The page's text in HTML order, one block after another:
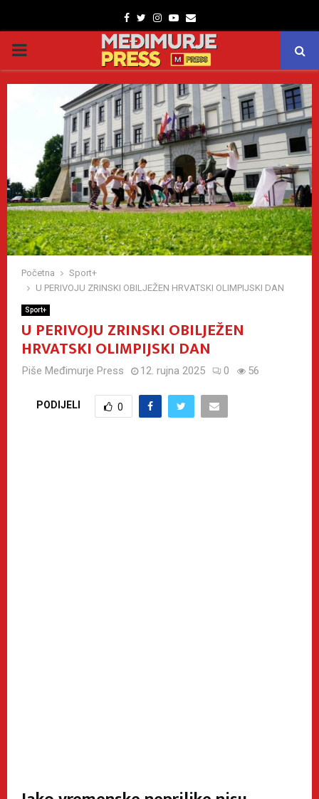
Facebook
TwitterInstagram
Youtube
Email
PRIMARY
MENU
Početna
Sport+
U PERIVOJU ZRINSKI OBILJEŽEN HRVATSKI OLIMPIJSKI DAN
Sport+
U PERIVOJU ZRINSKI OBILJEŽEN
HRVATSKI OLIMPIJSKI DAN
Piše Međimurje Press 12. rujna 2025 0 56
PODIJELI 0